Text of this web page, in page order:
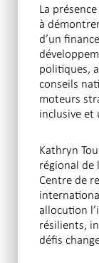
La
à
d’un
politiques,
conseils
moteurs
inclusive et
Kathryn
régional de
Centre de
allocution
résilients,
défis